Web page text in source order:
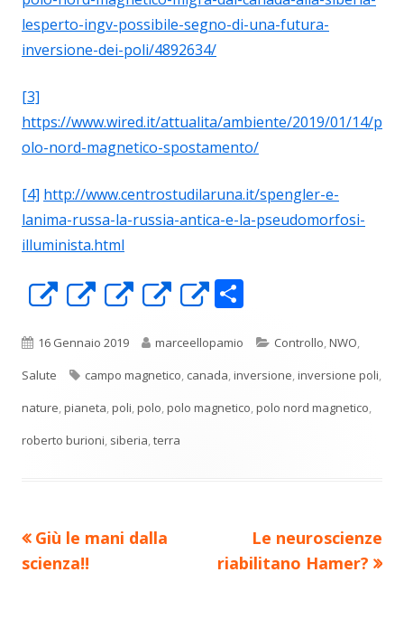
lesperto-ingv-possibile-segno-di-una-futura-
inversione-dei-poli/4892634/
[3]
https://www.wired.it/attualita/ambiente/2019/01/14/p
olo-nord-magnetico-spostamento/
[4] http://www.centrostudilaruna.it/spengler-e-
lanima-russa-la-russia-antica-e-la-pseudomorfosi-
illuminista.html
Apre
una
nuova
finestra
Apre
una
nuova
finestra
Apre
una
nuova
finestra
Apre
una
nuova
finestra
Apre
una
nuova
finestra
n
di
vi
Pubblicato
16 Gennaio 2019 Autore
marceellopamio Categorie
Controllo,NWO,
Salute
Tag
campo magnetico, canada,inversione,inversione poli,
nature,pianeta,poli,polo,polo magnetico,polo nord magnetico,
roberto burioni, siberia,terra
Navigazione
Precedente
articolo:
Giù le mani dalla
scienza!!
Nuovo
articolo:
Le neuroscienze
riabilitano Hamer?